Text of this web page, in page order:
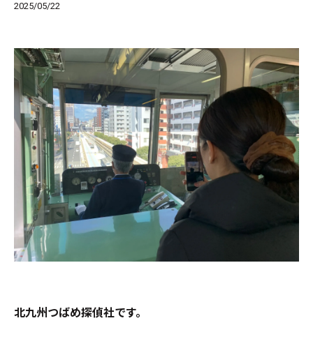
2025/05/22
北九州つばめ探偵社です。